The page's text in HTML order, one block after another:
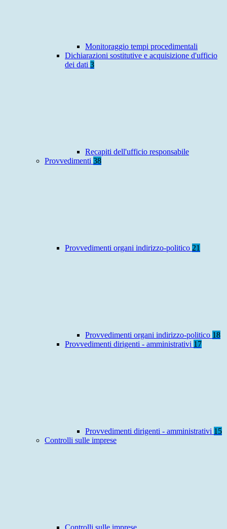
Monitoraggio tempi procedimentali
Dichiarazioni sostitutive e acquisizione d'ufficio
dei dati 3
Recapiti dell'ufficio responsabile
Provvedimenti 38
Provvedimenti organi indirizzo-politico 21
Provvedimenti organi indirizzo-politico 18
Provvedimenti dirigenti - amministrativi 17
Provvedimenti dirigenti - amministrativi 15
Controlli sulle imprese